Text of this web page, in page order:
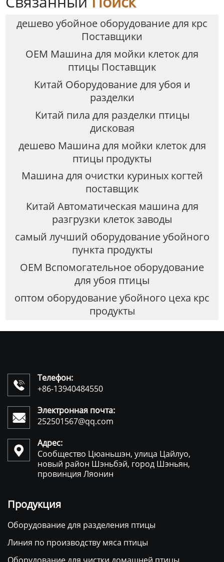
дешево убойное оборудование для крс
Поставщики
OEM Машина для мойки клеток для
птицы Поставщик
Китай Оборудование для убоя и
разделки
Китай пила для разделки птицы
дисковая
дешево Машина для мойки клеток для
птицы продукты
Машина для очистки куриных когтей
поставщик
Китай Автоматическая машина для
разгрузки клеток заводы
самый лучший оборудование убойного
пункта продукты
OEM Вспомогательное оборудование
для убоя птицы
оптом оборудование убойного цеха крс
продукты

Телефон:
+86-13940484550

Электронная почта:
252501567@qq.com

Адрес:
Сообщество Цюаньшэн, улица Цайлуо,
новый район Шэньбэй, город Шэньян,
провинция Ляонин
Продукция
Оборудование для разделения птицы
Линия по производству мяса птицы